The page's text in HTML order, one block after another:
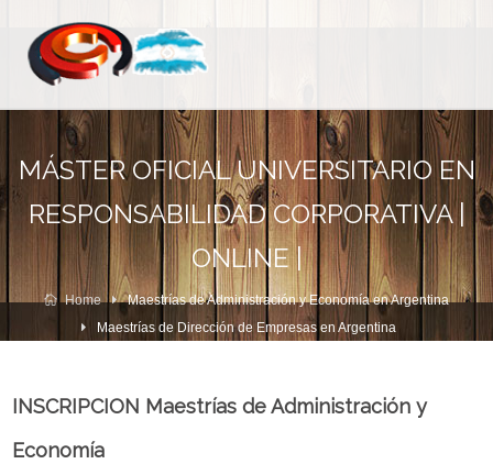
MÁSTER OFICIAL UNIVERSITARIO EN
RESPONSABILIDAD CORPORATIVA |
ONLINE |
Home
Maestrías de Administración y Economía en Argentina
Maestrías de Dirección de Empresas en Argentina
INSCRIPCION Maestrías de Administración y
Economía